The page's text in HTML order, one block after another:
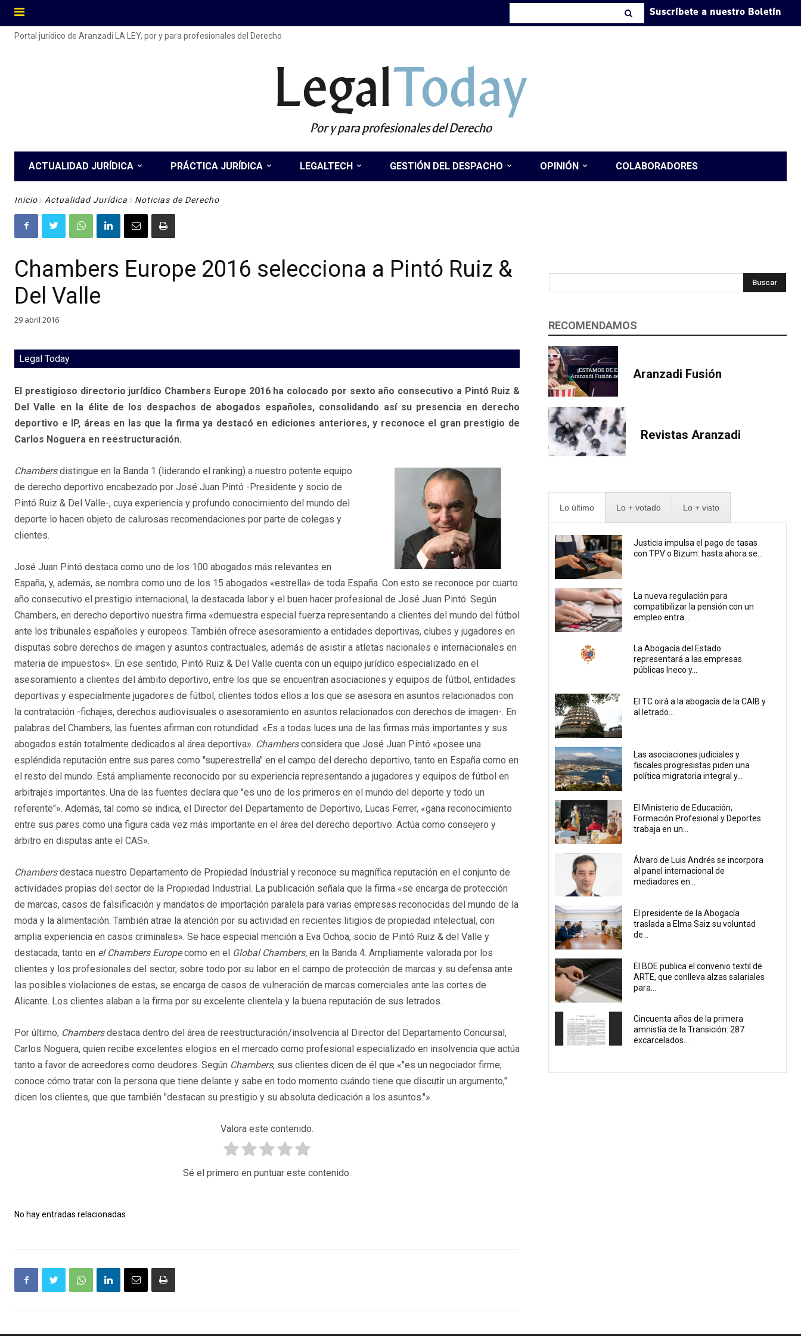
Suscríbete a nuestro Boletín
Portal jurídico de Aranzadi LA LEY, por y para profesionales del Derecho
LegalToday
Por y para profesionales del Derecho
ACTUALIDAD JURÍDICA PRÁCTICA JURÍDICA LEGALTECH GESTIÓN DEL DESPACHO OPINIÓN COLABORADORES
Inicio Actualidad Jurídica Noticias de Derecho
Chambers Europe 2016 selecciona a Pintó Ruiz &
Del Valle
29 abril 2016
Legal Today
El prestigioso directorio jurídico Chambers Europe 2016 ha colocado por sexto año consecutivo a Pintó Ruiz &
Del Valle en la élite de los despachos de abogados españoles, consolidando así su presencia en derecho
deportivo e IP, áreas en las que la firma ya destacó en ediciones anteriores, y reconoce el gran prestigio de
Carlos Noguera en reestructuración.
Chambersdistingue en la Banda 1 (liderando el ranking) a nuestro potente equipo
de derecho deportivo encabezado por José Juan Pintó -Presidente y socio de
Pintó Ruiz & Del Valle-, cuya experiencia y profundo conocimiento del mundo del
deporte lo hacen objeto de calurosas recomendaciones por parte de colegas y
clientes.
José Juan Pintó destaca como uno de los 100 abogados más relevantes en
España, y, además, se nombra como uno de los 15 abogados «estrella» de toda España. Con esto se reconoce por cuarto
año consecutivo el prestigio internacional, la destacada labor y el buen hacer profesional de José Juan Pintó. Según
Chambers, en derecho deportivo nuestra firma «demuestra especial fuerza representando a clientes del mundo del fútbol
ante los tribunales españoles y europeos. También ofrece asesoramiento a entidades deportivas, clubes y jugadores en
disputas sobre derechos de imagen y asuntos contractuales, además de asistir a atletas nacionales e internacionales en
materia de impuestos». En ese sentido, Pintó Ruiz & Del Valle cuenta con un equipo jurídico especializado en el
asesoramiento a clientes del ámbito deportivo, entre los que se encuentran asociaciones y equipos de fútbol, entidades
deportivas y especialmente jugadores de fútbol, clientes todos ellos a los que se asesora en asuntos relacionados con
la contratación -fichajes, derechos audiovisuales o asesoramiento en asuntos relacionados con derechos de imagen-. En
palabras del Chambers, las fuentes afirman con rotundidad: «Es a todas luces una de las firmas más importantes y sus
abogados están totalmente dedicados al área deportiva». Chambersconsidera que José Juan Pintó «posee una
espléndida reputación entre sus pares como "superestrella" en el campo del derecho deportivo, tanto en España como en
el resto del mundo. Está ampliamente reconocido por su experiencia representando a jugadores y equipos de fútbol en
arbitrajes importantes. Una de las fuentes declara que "es uno de los primeros en el mundo del deporte y todo un
referente"». Además, tal como se indica, el Director del Departamento de Deportivo, Lucas Ferrer, «gana reconocimiento
entre sus pares como una figura cada vez más importante en el área del derecho deportivo. Actúa como consejero y
árbitro en disputas ante el CAS».
Chambersdestaca nuestro Departamento de Propiedad Industrial y reconoce su magnífica reputación en el conjunto de
actividades propias del sector de la Propiedad Industrial. La publicación señala que la firma «se encarga de protección
de marcas, casos de falsificación y mandatos de importación paralela para varias empresas reconocidas del mundo de la
moda y la alimentación. También atrae la atención por su actividad en recientes litigios de propiedad intelectual, con
amplia experiencia en casos criminales». Se hace especial mención a Eva Ochoa, socio de Pintó Ruiz & del Valle y
destacada, tanto en el Chambers Europecomo en el Global Chambers, en la Banda 4. Ampliamente valorada por los
clientes y los profesionales del sector, sobre todo por su labor en el campo de protección de marcas y su defensa ante
las posibles violaciones de estas, se encarga de casos de vulneración de marcas comerciales ante las cortes de
Alicante. Los clientes alaban a la firma por su excelente clientela y la buena reputación de sus letrados.
Por último, Chambersdestaca dentro del área de reestructuración/insolvencia al Director del Departamento Concursal,
Carlos Noguera, quien recibe excelentes elogios en el mercado como profesional especializado en insolvencia que actúa
tanto a favor de acreedores como deudores. Según Chambers, sus clientes dicen de él que «"es un negociador firme;
conoce cómo tratar con la persona que tiene delante y sabe en todo momento cuándo tiene que discutir un argumento,"
dicen los clientes, que que también "destacan su prestigio y su absoluta dedicación a los asuntos."».
Valora este contenido.
Sé el primero en puntuar este contenido.
No hay entradas relacionadas
Buscar
RECOMENDAMOS
Aranzadi Fusión
Revistas Aranzadi
Lo último Lo + votado Lo + visto
Justicia impulsa el pago de tasas
con TPV o Bizum: hasta ahora se...
La nueva regulación para
compatibilizar la pensión con un
empleo entra...
La Abogacía del Estado
representará a las empresas
públicas Ineco y...
El TC oirá a la abogacía de la CAIB y
al letrado...
Las asociaciones judiciales y
fiscales progresistas piden una
política migratoria integral y...
El Ministerio de Educación,
Formación Profesional y Deportes
trabaja en un...
Álvaro de Luis Andrés se incorpora
al panel internacional de
mediadores en...
El presidente de la Abogacía
traslada a Elma Saiz su voluntad
de...
El BOE publica el convenio textil de
ARTE, que conlleva alzas salariales
para...
Cincuenta años de la primera
amnistía de la Transición: 287
excarcelados...